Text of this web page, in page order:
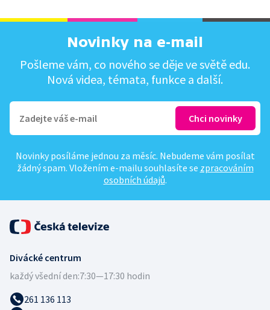
Novinky na e-mail
Pošleme vám, co nového se děje ve světě edu.
Nová videa, témata, funkce a další.
Novinky posíláme jednou za měsíc. Nebudeme vám posílat
žádný spam. Vložením e-mailu souhlasíte se zpracováním
osobních údajů.